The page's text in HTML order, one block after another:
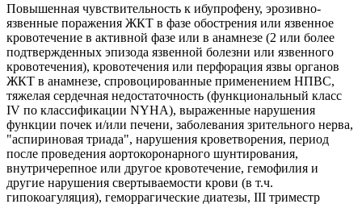
Повышенная чувствительность к ибупрофену, эрозивно-
язвенные поражения ЖКТ в фазе обострения или язвенное
кровотечение в активной фазе или в анамнезе (2 или более
подтвержденных эпизода язвенной болезни или язвенного
кровотечения), кровотечения или перфорация язвы органов
ЖКТ в анамнезе, спровоцированные применением НПВС,
тяжелая сердечная недостаточность (функциональный класс
IV по классификации NYHA), выраженные нарушения
функции почек и/или печени, заболевания зрительного нерва,
"аспириновая триада", нарушения кроветворения, период
после проведения аортокоронарного шунтирования,
внутричерепное или другое кровотечение, гемофилия и
другие нарушения свертываемости крови (в т.ч.
гипокоагуляция), геморрагические диатезы, III триместр